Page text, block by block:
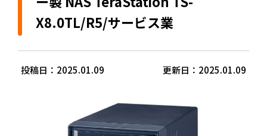
X8.0TL/R5/サービス業
投稿日：2025.01.09 更新日：2025.01.09